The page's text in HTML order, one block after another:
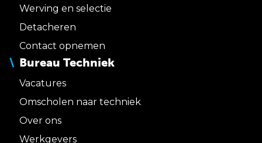
Werving en selectie
Detacheren
Contact opnemen
Bureau Techniek
Vacatures
Omscholen naar techniek
Over ons
Werkgevers